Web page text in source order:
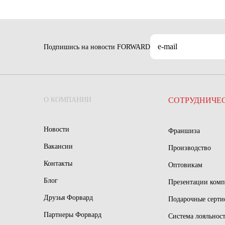
Подпишись на новости FORWARD
О КОМПАНИИ
Новости
Вакансии
Контакты
Блог
Друзья Форвард
Партнеры Форвард
Франшиза
Производство
Оптовикам
Презентации
Подарочные
Система